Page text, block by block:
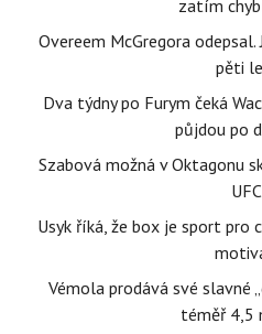
zatím
Overeem McGregora
pěti
Dva týdny po Furym čeká
půjdou po
Szabová možná v Oktagonu
UFC
Usyk říká, že box je sport pro
Vémola prodává své slavné
téměř 4,5